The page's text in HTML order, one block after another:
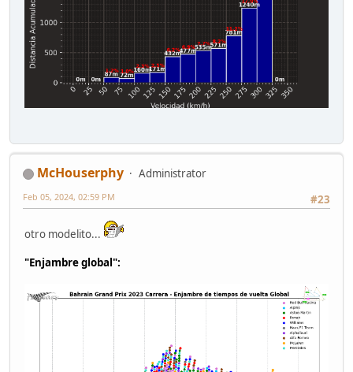
McHouserphy
Administrator
#23
Feb 05, 2024, 02:59 PM
otro modelito...
"Enjambre global":